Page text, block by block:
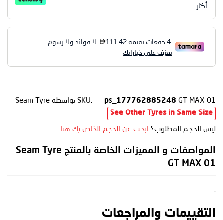
أكثر
SKU: ps_177762885248 GT MAX 01 بواسطة Seam Tyre
See Other Tyres in Same Size
ليس الحجم المطلوب؟ ابحث عن الحجم الخاص بك هنا
المواصفات و المميزات الخاصة بالمنتج Seam Tyre
GT MAX 01
التقييمات والمراجعات